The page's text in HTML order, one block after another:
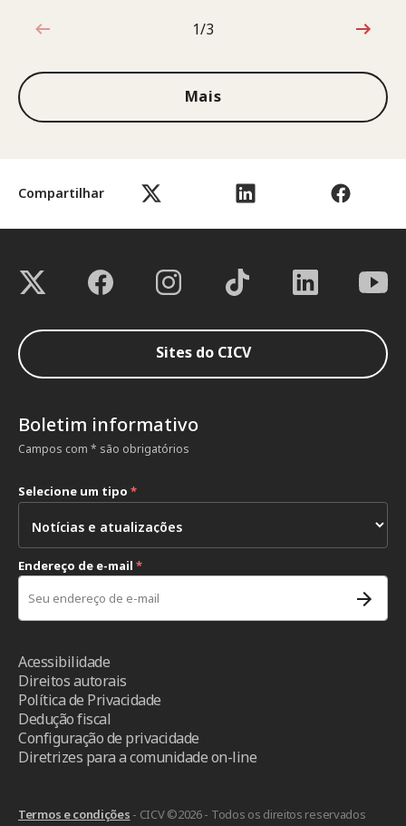
Compartilhar
1 de 3
1/3
Mais
Sites do CICV
Boletim informativo
Campos com * são obrigatórios
Selecione um tipo *
Endereço de e-mail *
Acessibilidade
Direitos autorais
Política de Privacidade
Dedução fiscal
Configuração de privacidade
Diretrizes para a comunidade on-line
Termos e condições - CICV ©2026 - Todos os direitos reservados